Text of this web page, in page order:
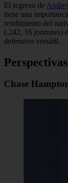
El regreso de
tiene una
rendimiento del
(.242, 16 jonrones)
defensivo versátil.
Chase